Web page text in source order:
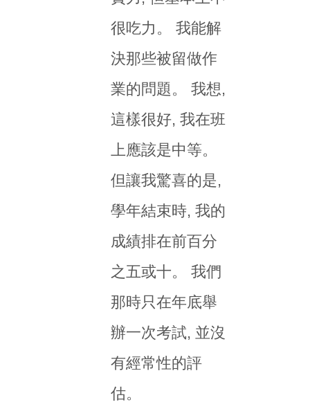
很吃力。 我能解
決那些被留做作
業的問題。 我想,
這樣很好, 我在班
上應該是中等。
但讓我驚喜的是,
學年結束時, 我的
成績排在前百分
之五或十。 我們
那時只在年底舉
辦一次考試, 並沒
有經常性的評
估。